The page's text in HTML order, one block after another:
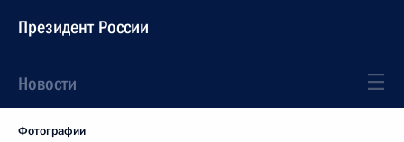
Президент России
Новости
Фотографии